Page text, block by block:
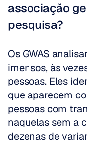
associação
pesquisa?
Os GWAS
imensos, às
pessoas. Eles
que aparecem
pessoas com
naquelas sem a
dezenas de